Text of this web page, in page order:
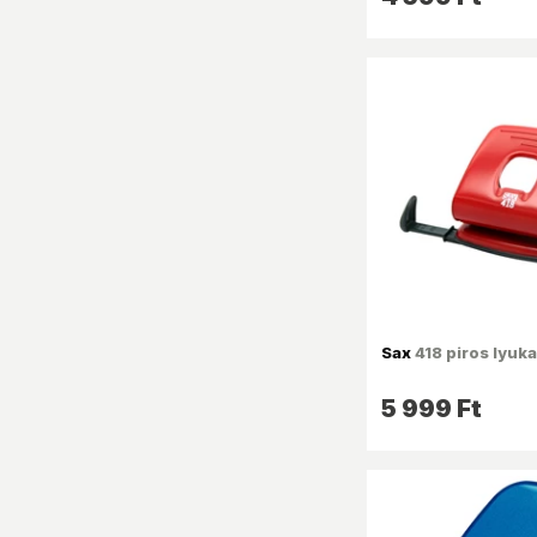
Sax418 piros
5 999 Ft